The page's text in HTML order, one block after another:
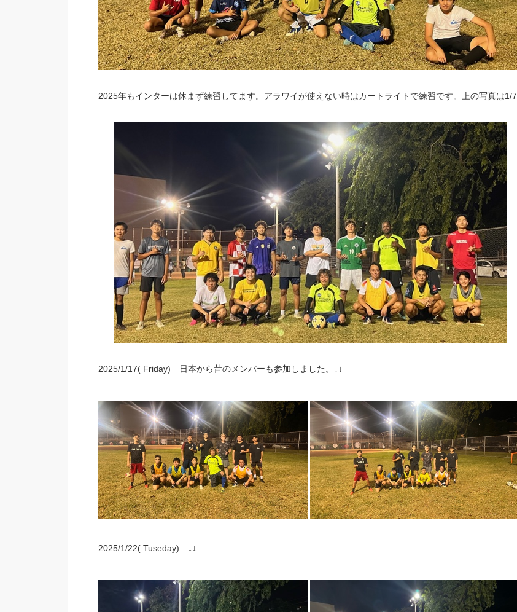
2025年もインターは休まず練習してます。アラワイが使えない時はカートライトで練習です。上の写真は1/7
2025/1/17( Friday) 日本から昔のメンバーも参加しました。↓↓
2025/1/22( Tuseday) ↓↓